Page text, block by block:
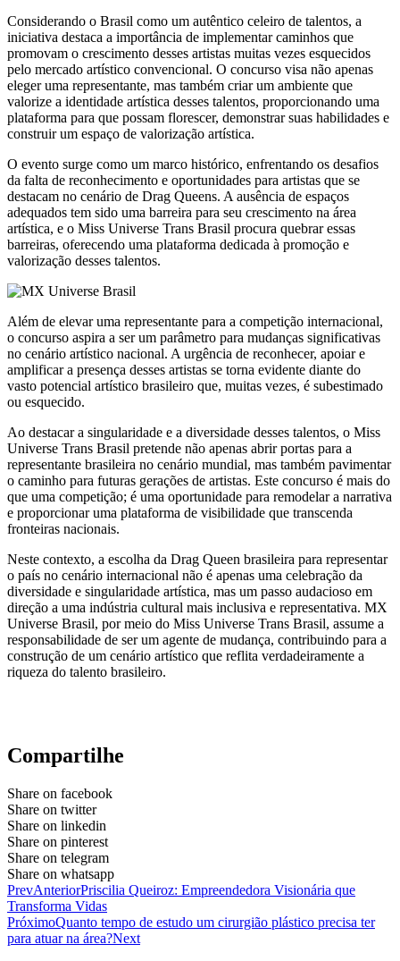
Considerando o Brasil como um autêntico celeiro de talentos, a
iniciativa destaca a importância de implementar caminhos que
promovam o crescimento desses artistas muitas vezes esquecidos
pelo mercado artístico convencional. O concurso visa não apenas
eleger uma representante, mas também criar um ambiente que
valorize a identidade artística desses talentos, proporcionando uma
plataforma para que possam florescer, demonstrar suas habilidades e
construir um espaço de valorização artística.
O evento surge como um marco histórico, enfrentando os desafios
da falta de reconhecimento e oportunidades para artistas que se
destacam no cenário de Drag Queens. A ausência de espaços
adequados tem sido uma barreira para seu crescimento na área
artística, e o Miss Universe Trans Brasil procura quebrar essas
barreiras, oferecendo uma plataforma dedicada à promoção e
valorização desses talentos.
Além de elevar uma representante para a competição internacional,
o concurso aspira a ser um parâmetro para mudanças significativas
no cenário artístico nacional. A urgência de reconhecer, apoiar e
amplificar a presença desses artistas se torna evidente diante do
vasto potencial artístico brasileiro que, muitas vezes, é subestimado
ou esquecido.
Ao destacar a singularidade e a diversidade desses talentos, o Miss
Universe Trans Brasil pretende não apenas abrir portas para a
representante brasileira no cenário mundial, mas também pavimentar
o caminho para futuras gerações de artistas. Este concurso é mais do
que uma competição; é uma oportunidade para remodelar a narrativa
e proporcionar uma plataforma de visibilidade que transcenda
fronteiras nacionais.
Neste contexto, a escolha da Drag Queen brasileira para representar
o país no cenário internacional não é apenas uma celebração da
diversidade e singularidade artística, mas um passo audacioso em
direção a uma indústria cultural mais inclusiva e representativa. MX
Universe Brasil, por meio do Miss Universe Trans Brasil, assume a
responsabilidade de ser um agente de mudança, contribuindo para a
construção de um cenário artístico que reflita verdadeiramente a
riqueza do talento brasileiro.
Compartilhe
Share on facebook
Share on twitter
Share on linkedin
Share on pinterest
Share on telegram
Share on whatsapp
PrevAnteriorPriscilia Queiroz: Empreendedora Visionária que
Transforma Vidas
PróximoQuanto tempo de estudo um cirurgião plástico precisa ter
para atuar na área?Next